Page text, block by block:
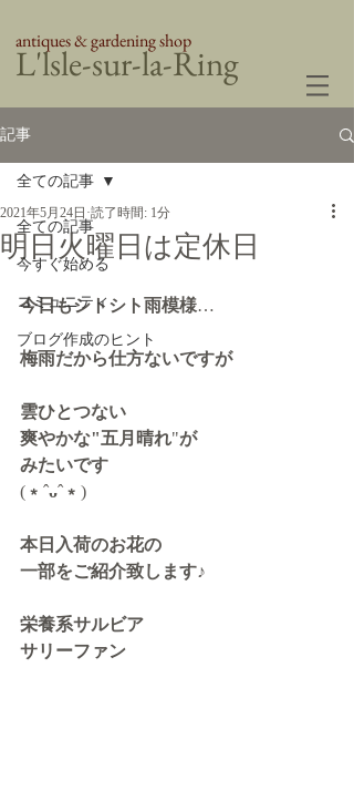
​L'lsle-sur-la-Ring
antiques & gardening shop
記事
全ての記事
今すぐ始める
コミュニティ
ブログ作成のヒント
全ての記事
明日火曜日は定休日
2021年5月24日 読了時間: 1分
今日もシトシト雨模様…
梅雨だから仕方ないですが
雲ひとつない
爽やかな"五月晴れ"が
みたいです
( ﹡ ˆᴗˆ ﹡ )
本日入荷のお花の
一部をご紹介致します♪
栄養系サルビア
サリーファン